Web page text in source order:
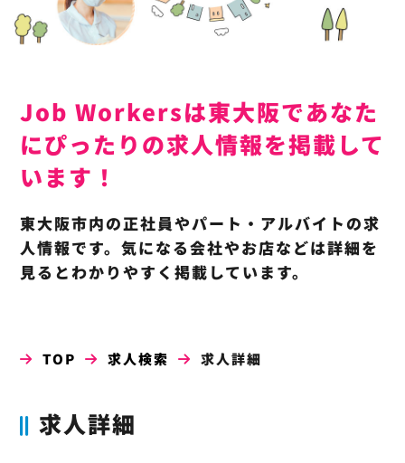
Job Workersは東大阪であなた
にぴったりの求人情報を掲載して
います！
東大阪市内の正社員やパート・アルバイトの求
人情報です。気になる会社やお店などは詳細を
見るとわかりやすく掲載しています。
TOP 求人検索 求人詳細
求人詳細